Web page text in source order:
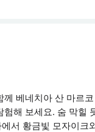
께 베네치아 산 마르
험해 보세요. 숨 막힐
서 황금빛 모자이크